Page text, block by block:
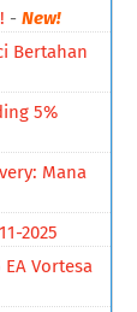
-New!
Bertahan
5%
Mana
2025
Vortesa